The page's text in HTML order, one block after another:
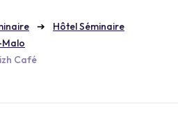
Hôtel Séminaire
Café